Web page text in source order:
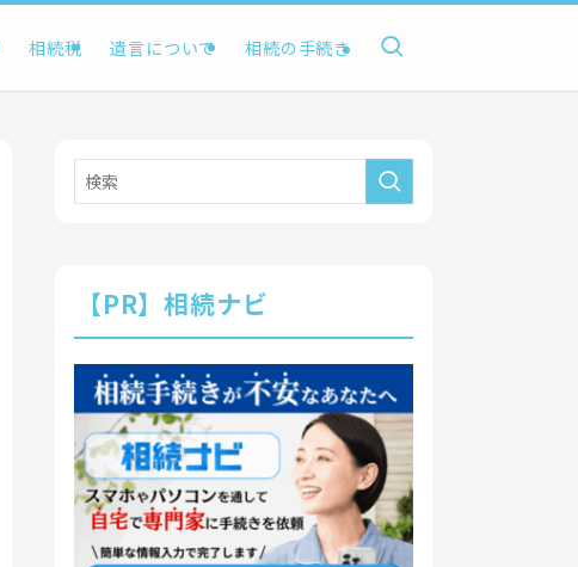
相続税 遺言について 相続の手続き
【PR】相続ナビ